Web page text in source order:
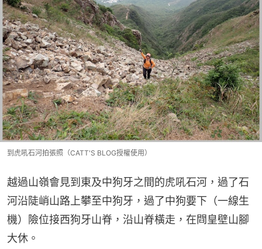
到虎吼石河拍張照（CATT'S BLOG授權使用）
越過山嶺會見到東及中狗牙之間的虎吼石河，過了石
河沿陡峭山路上攀至中狗牙，過了中狗要下（一線生
機）險位接西狗牙山脊，沿山脊橫走，在閰皇壁山腳
大休。